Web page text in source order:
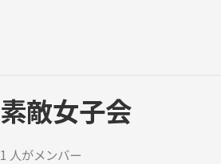
素敵女子会
1 人がメンバー